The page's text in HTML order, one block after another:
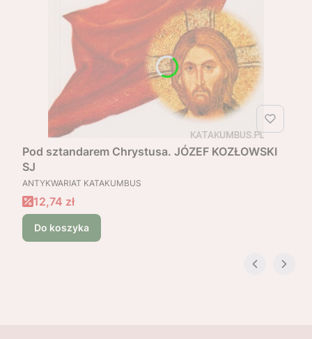
Pod sztandarem Chrystusa. JÓZEF KOZŁOWSKI
SJ
PRODUCENT
ANTYKWARIAT KATAKUMBUS
Cena promocyjna
12,74 zł
Do koszyka